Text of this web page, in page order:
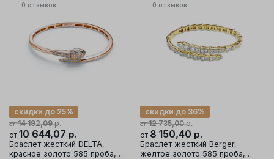
0 отзывов
от 14 192,09р.
скидки до 25%
от 10 644,07 р.
Браслет жесткий DELTA,
красное золото 585 проба,
0 отзывов
от 12 735,00р.
скидки до 36%
от 8 150,40 р.
Браслет жесткий Berger,
желтое золото 585 проба,